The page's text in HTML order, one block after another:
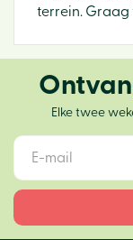
terrein. Graag
Elke twee